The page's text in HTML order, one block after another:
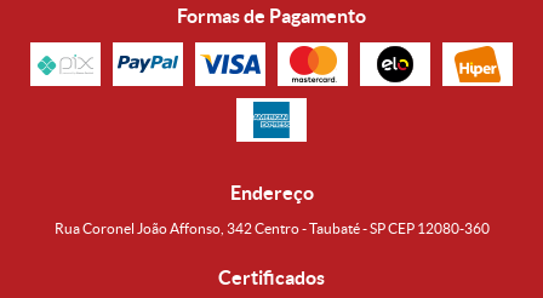
Formas de Pagamento
Endereço
Rua Coronel João Affonso, 342 Centro - Taubaté - SP CEP 12080-360
Certificados